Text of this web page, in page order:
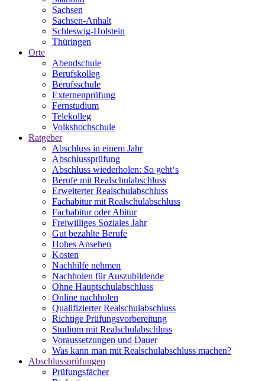
Sachsen
Sachsen-Anhalt
Schleswig-Holstein
Thüringen
Orte
Abendschule
Berufskolleg
Berufsschule
Externenprüfung
Fernstudium
Telekolleg
Volkshochschule
Ratgeber
Abschluss in einem Jahr
Abschlussprüfung
Abschluss wiederholen: So geht‘s
Berufe mit Realschulabschluss
Erweiterter Realschulabschluss
Fachabitur mit Realschulabschluss
Fachabitur oder Abitur
Freiwilliges Soziales Jahr
Gut bezahlte Berufe
Hohes Ansehen
Kosten
Nachhilfe nehmen
Nachholen für Auszubildende
Ohne Hauptschulabschluss
Online nachholen
Qualifizierter Realschulabschluss
Richtige Prüfungsvorbereitung
Studium mit Realschulabschluss
Voraussetzungen und Dauer
Was kann man mit Realschulabschluss machen?
Abschlussprüfungen
Prüfungsfächer